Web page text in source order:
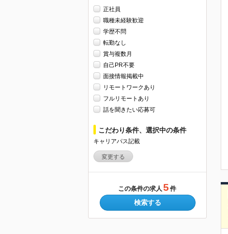
正社員
職種未経験歓迎
学歴不問
転勤なし
賞与複数月
自己PR不要
面接情報掲載中
リモートワークあり
フルリモートあり
話を聞きたい応募可
こだわり条件、選択中の条件
キャリアパス記載
変更する
この条件の求人 5 件
検索する